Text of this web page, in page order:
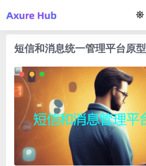
短信和消息统一管理平台原型